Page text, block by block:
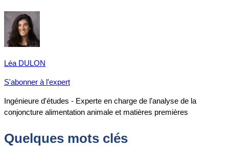
Léa DULON
S'abonner à l'expert
Ingénieure d'études - Experte en charge de l’analyse de la
conjoncture alimentation animale et matières premières
Quelques mots clés